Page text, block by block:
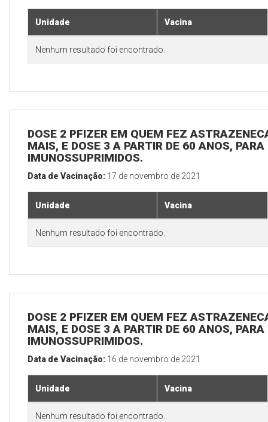
Unidade Vacina
Nenhum resultado foi encontrado.
DOSE 2 PFIZER EM QUEM FEZ
MAIS, E DOSE 3 A PARTIR DE 60 ANOS,
IMUNOSSUPRIMIDOS.
Data de Vacinação: 17 de novembro de 2021
Unidade Vacina
Nenhum resultado foi encontrado.
DOSE 2 PFIZER EM QUEM FEZ
MAIS, E DOSE 3 A PARTIR DE 60 ANOS,
IMUNOSSUPRIMIDOS.
Data de Vacinação: 16 de novembro de 2021
Unidade Vacina
Nenhum resultado foi encontrado.